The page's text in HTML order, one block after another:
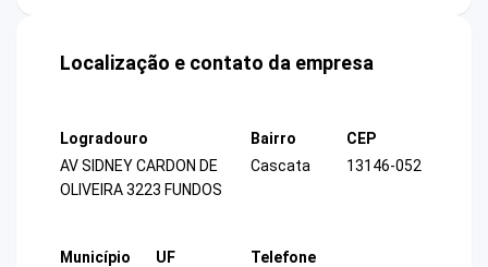
Localização e contato da empresa
Logradouro
AV SIDNEY CARDON DE
OLIVEIRA 3223 FUNDOS
Bairro
Cascata
CEP
13146-052
Município
UF
Telefone